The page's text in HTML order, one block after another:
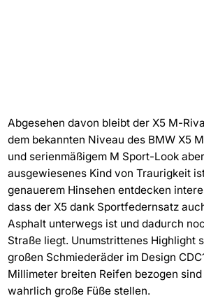
Abgesehen davon bleibt der X5 M-
dem bekannten Niveau des BMW X5
und serienmäßigem M Sport-Look
ausgewiesenes Kind von Traurigkeit
genauerem Hinsehen entdecken
dass der X5 dank Sportfedernsatz
Asphalt unterwegs ist und dadurch
Straße liegt. Unumstrittenes Highlight
großen Schmiederäder im Design
Millimeter breiten Reifen bezogen
wahrlich große Füße stellen.